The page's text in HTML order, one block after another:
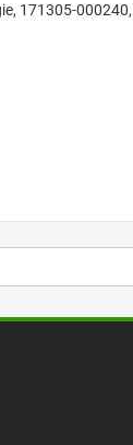
171305-